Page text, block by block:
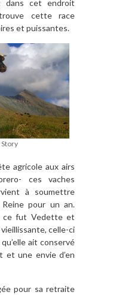
dans cet endroit
cette race
et puissantes.
agricole aux airs
ces vaches
à soumettre
pour un an.
ce fut Vedette et
vieillissante, celle-ci
ait conservé
et une envie d’en
pour sa retraite